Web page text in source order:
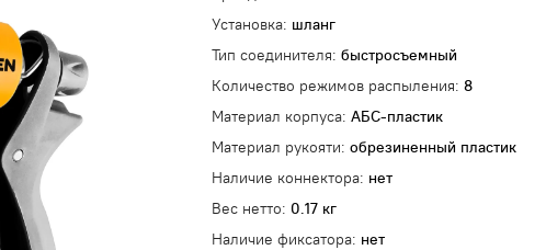
Установка: шланг
Тип соединителя: быстросъемный
Количество режимов распыления: 8
Материал корпуса: АБС-пластик
Материал рукояти: обрезиненный пластик
Наличие коннектора: нет
Вес нетто: 0.17 кг
Наличие фиксатора: нет